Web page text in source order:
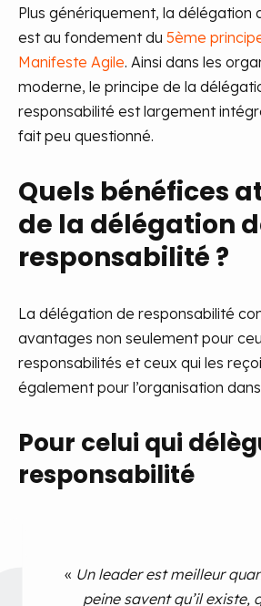
Plus génériquement, la délégation
est au fondement du 5ème
Manifeste Agile. Ainsi dans les
moderne, le principe de la
responsabilité est largement
fait peu questionné.
Quels bénéfices
de la délégation
responsabilité ?
La délégation de responsabilité
avantages non seulement pour
responsabilités et ceux qui les
également pour l’organisation
Pour celui qui
responsabilité
« Un leader est meilleur
peine savent qu’il existe,